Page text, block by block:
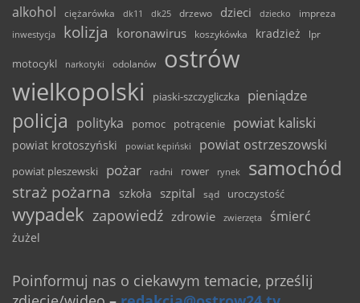
alkohol ciężarówka dk11 dk25 drzewo dzieci dziecko
impreza
inwestycja
kolizja koronawirus koszykówka kradzież lpr
motocykl narkotyki odolanów
ostrów
wielkopolski
piaski-szczygliczka pieniądze
policja polityka pomoc potrącenie powiat kaliski
powiat krotoszyński powiat kępiński powiat ostrzeszowski
powiat pleszewski pożar radni rower rynek samochód
straż pożarna szkoła szpital sąd uroczystość
wypadek zapowiedź zdrowie zwierzęta śmierć
żużel
Poinformuj nas o ciekawym temacie, prześlij